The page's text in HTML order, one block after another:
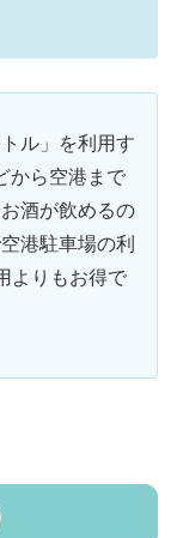
ル」を利用す
から空港まで
酒が飲めるの
港駐車場の利
よりもお得で